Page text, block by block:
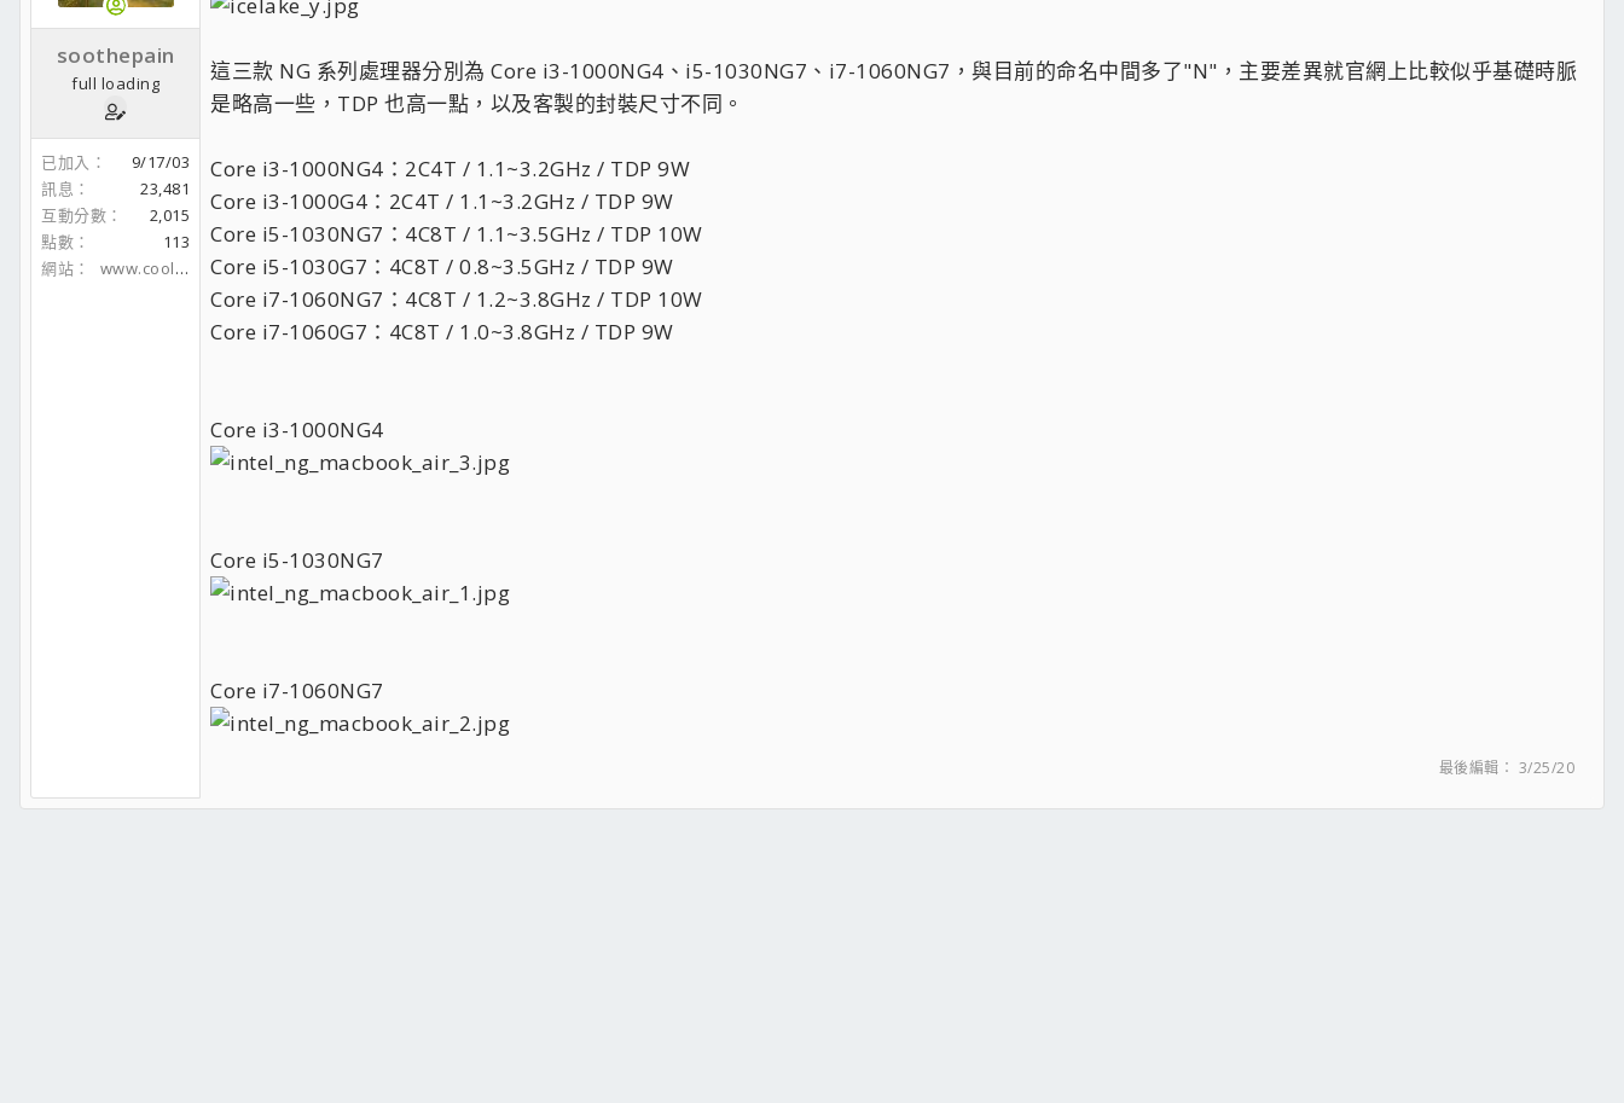
soothepain
full loading
已加入
9/17/03
訊息
23,481
互動分數
2,015
點數
113
網站
www.coolaler.com
這三款 NG 系列處理器分別為 Core i3-1000NG4、i5-1030NG7、i7-1060NG7，與目前的命名中間多了"N"，主要差異就官網上比較似乎基礎時脈
是略高一些，TDP 也高一點，以及客製的封裝尺寸不同。
Core i3-1000NG4：2C4T / 1.1~3.2GHz / TDP 9W
Core i3-1000G4：2C4T / 1.1~3.2GHz / TDP 9W
Core i5-1030NG7：4C8T / 1.1~3.5GHz / TDP 10W
Core i5-1030G7：4C8T / 0.8~3.5GHz / TDP 9W
Core i7-1060NG7：4C8T / 1.2~3.8GHz / TDP 10W
Core i7-1060G7：4C8T / 1.0~3.8GHz / TDP 9W
Core i3-1000NG4
Core i5-1030NG7
Core i7-1060NG7
最後編輯： 3/25/20